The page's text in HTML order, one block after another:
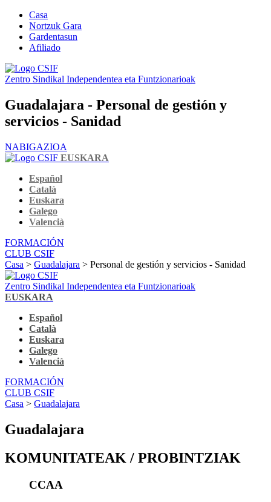
Casa
Nortzuk Gara
Gardentasun
Afiliado
Zentro Sindikal Independentea eta Funtzionarioak
Guadalajara - Personal de gestión y
servicios - Sanidad
NABIGAZIOA
EUSKARA
Español
Català
Euskara
Galego
Valencià
FORMACIÓN
CLUB CSIF
Casa > Guadalajara > Personal de gestión y servicios - Sanidad
Zentro Sindikal Independentea eta Funtzionarioak
EUSKARA
Español
Català
Euskara
Galego
Valencià
FORMACIÓN
CLUB CSIF
Casa > Guadalajara
Guadalajara
KOMUNITATEAK / PROBINTZIAK
CCAA